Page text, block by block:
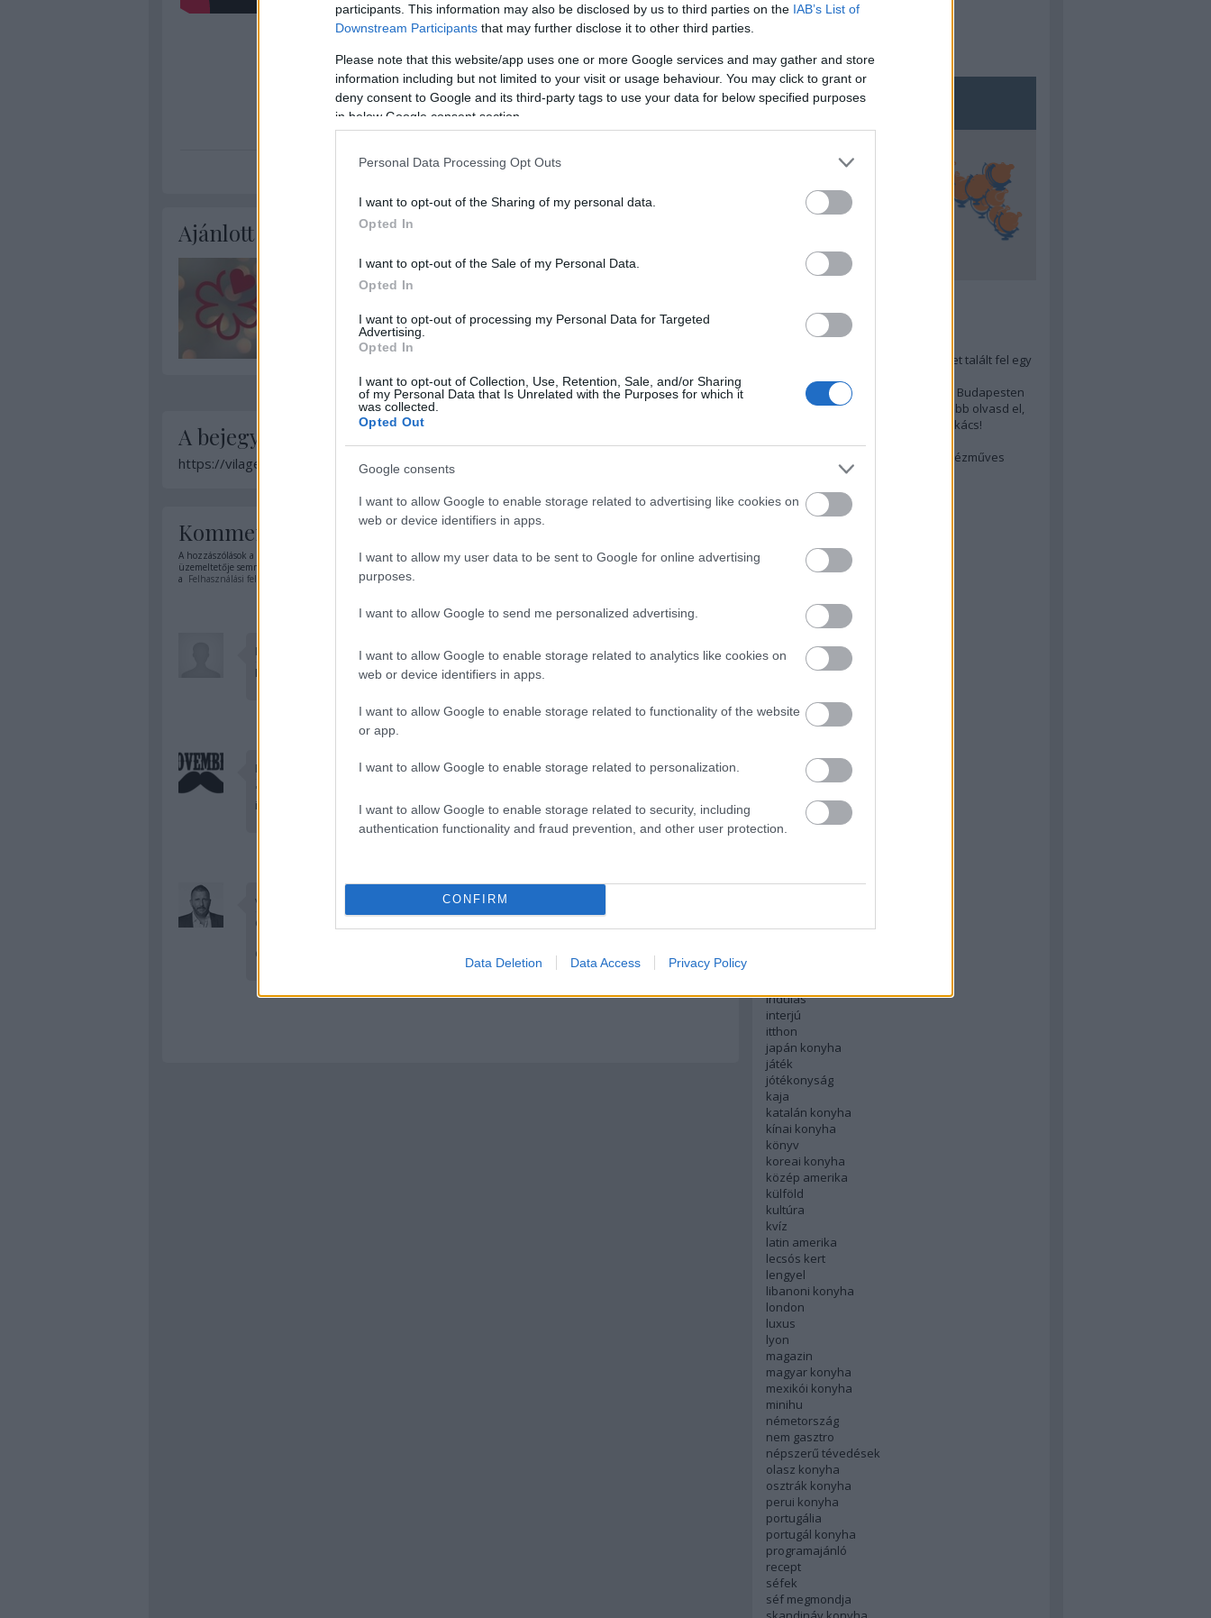
participants. This information may also be disclosed by us to third parties on the IAB’s List of
Downstream Participants that may further disclose it to other third parties.
Please note that this website/app uses one or more Google services and may gather and store
information including but not limited to your visit or usage behaviour. You may click to grant or
deny consent to Google and its third-party tags to use your data for below specified purposes
in below Google consent section.
Personal Data Processing Opt Outs
I want to opt-out of the Sharing of my personal data.
Opted In
I want to opt-out of the Sale of my Personal Data.
Opted In
I want to opt-out of processing my Personal Data for Targeted
Advertising.
Opted In
I want to opt-out of Collection, Use, Retention, Sale, and/or Sharing
of my Personal Data that Is Unrelated with the Purposes for which it
was collected.
Opted Out
Google consents
I want to allow Google to enable storage related to advertising like cookies on
web or device identifiers in apps.
I want to allow my user data to be sent to Google for online advertising
purposes.
I want to allow Google to send me personalized advertising.
I want to allow Google to enable storage related to analytics like cookies on
web or device identifiers in apps.
I want to allow Google to enable storage related to functionality of the website
or app.
I want to allow Google to enable storage related to personalization.
I want to allow Google to enable storage related to security, including
authentication functionality and fraud prevention, and other user protection.
CONFIRM
Data Deletion Data Access Privacy Policy
videó szavazás 2012 goldenblog
világevő
Ajánlott bejegyzések:
A bejegyzés trackback címe:
https://vilagevo.hu/api/trackback/id/4675890
Kommentek:
A hozzászólások a értelmében felhasználói tartalomnak minősülnek, értük aszolgáltatás technikai
üzemeltetője semmilyen felelősséget nem vállal, azokat nem ellenőrzi. Kifogás esetén forduljon a blog szerkesztőjéhez. Részletek
a Felhasználási feltételekben adatvédelmi tájékoztatóban
KevinMulder
2012.07.25. 11:40:19
Riszpekt.
Válasz erre
Bibo65
2012.07.25. 13:41:17
"NE RÁM szavazzatok idén!" Jó, nem RÁD szavazok, hanem a blogodra. Csak azért
is!
világevő
@KevinMulder
@Bibo65
: nagyon kedves, de tényleg szerintem az újakra kellene!
Válasz erre
TOP5
Annyira menő Budapest-térképet talált fel egy
A 10 legjobb (elérhető árú) ebéd Budapesten
Szakács akarsz lenni? Akkor előbb olvasd el,
mit gondol erről egy magyar szakács!
Budapest rejtett kincsei: orosz kézműves
afrikai konyha
ázsiai konyha
baszk konyha
belgium
bocusedor
bocuse dor
dél amerika
English
északi konyha
francia konyha
holland konyha
indulás
interjú
itthon
japán konyha
játék
jótékonyság
kaja
katalán konyha
kínai konyha
könyv
koreai konyha
közép amerika
külföld
kultúra
kvíz
latin amerika
lecsós kert
lengyel
libanoni konyha
london
luxus
lyon
magazin
magyar konyha
mexikói konyha
minihu
németország
nem gasztro
népszerű tévedések
olasz konyha
osztrák konyha
perui konyha
portugália
portugál konyha
programajánló
recept
séfek
séf megmondja